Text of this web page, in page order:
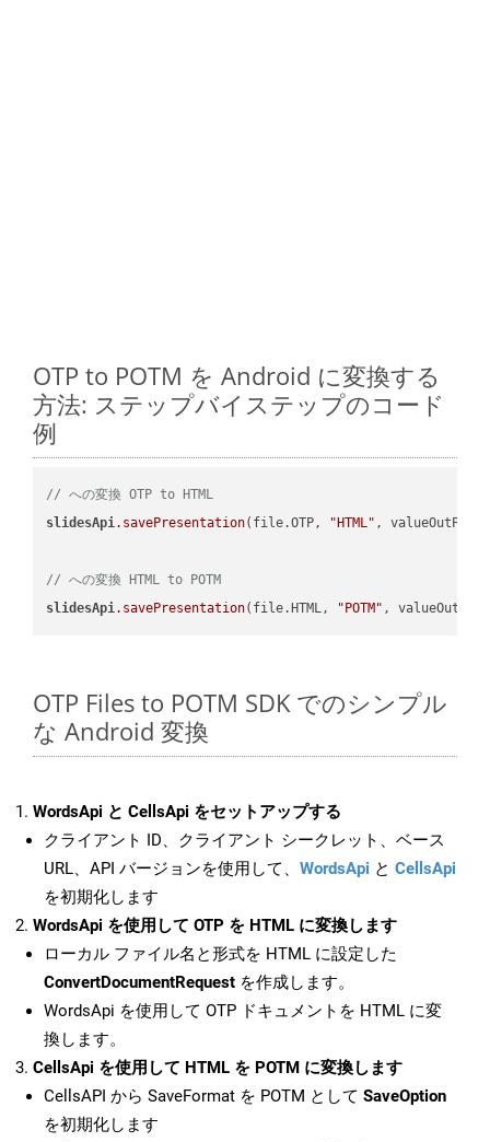
OTP to POTM を Android に変換する
方法: ステップバイステップのコード
例
// への変換 OTP to HTML
slidesApi.savePresentation(file.OTP, "HTML" ,
// への変換 HTML to POTM
slidesApi.savePresentation(file.HTML, "POTM"
OTP Files to POTM SDK でのシンプル
な Android 変換
WordsApi と CellsApi をセットアップする
クライアント ID、クライアント シークレット、ベース
URL、API バージョンを使用して、 WordsApi と CellsApi
を初期化します
WordsApi を使用して OTP を HTML に変換します
ローカル ファイル名と形式を HTML に設定した
ConvertDocumentRequest を作成します。
WordsApi を使用して OTP ドキュメントを HTML に変
換します。
CellsApi を使用して HTML を POTM に変換します
CellsAPI から SaveFormat を POTM として SaveOption
を初期化します